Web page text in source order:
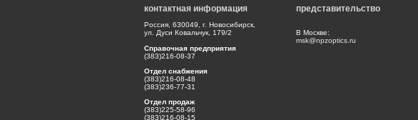
контактная информация
Россия, 630049, г. Новосибирск,
ул. Дуси Ковальчук, 179/2
Справочная предприятия
(383)216-08-37
Отдел снабжения
(383)216-08-48
(383)236-77-31
Отдел продаж
(383)225-58-96
(383)216-08-15
представительство
В Москве:
msk@npzoptics.ru